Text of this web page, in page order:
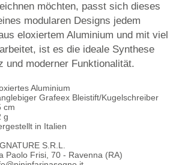
möchten, passt sich dieses
modularen Designs jedem
eloxiertem Aluminium und mit viel
ist es die ideale Synthese
und moderner Funktionalität.
Aluminium
Grafeex Bleistift/Kugelschreiber
cm
g
in Italien
S.R.L.
Paolo Frisi, 70 - Ravenna (RA)